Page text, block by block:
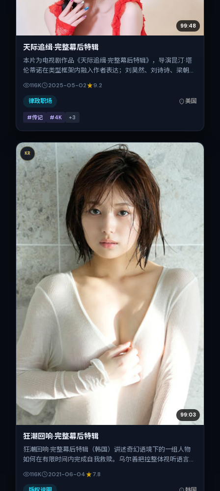
99:48
天际追缉·完整幕后特辑
本片为电视剧作品《天际追缉·完整幕后特辑》，导演昆汀·塔
伦蒂诺在类型框架内融入作者表达；刘昊然、刘诗诗、梁朝
与出品背景为美国。上映时间 2025年5月2日（公映登记日
2025-05-02），全片167分钟，节奏张弛有度。
116K 2025-05-02 9.2
律政职场 美国
#传记 #4K +3
KR
99:03
狂潮回响·完整幕后特辑
狂潮回响·完整幕后特辑（韩国）讲述奇幻语境下的一组人物
如何在有限时间内完成自我救赎。乌尔善把控整体视听语言，
片定于 2021-06-04 起陆续登陆院线与网络平台，暑期档公
映，片长159分钟。
116K 2021-06-04 7.8